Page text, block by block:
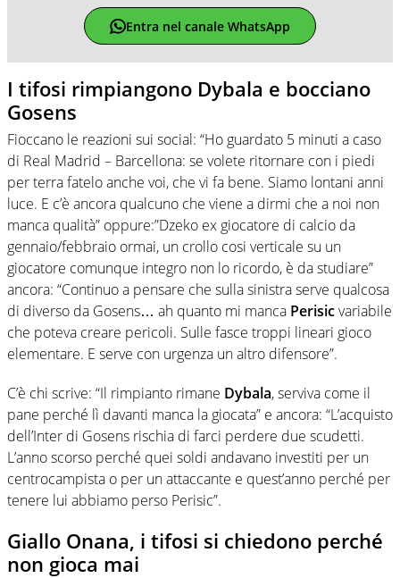
Entra nel canale WhatsApp
I tifosi rimpiangono Dybala e bocciano
Gosens
Fioccano le reazioni sui social: “Ho guardato 5 minuti a caso
di Real Madrid – Barcellona: se volete ritornare con i piedi
per terra fatelo anche voi, che vi fa bene. Siamo lontani anni
luce. E c’è ancora qualcuno che viene a dirmi che a noi non
manca qualità” oppure:”Dzeko ex giocatore di calcio da
gennaio/febbraio ormai, un crollo cosi verticale su un
giocatore comunque integro non lo ricordo, è da studiare”
ancora: “Continuo a pensare che sulla sinistra serve qualcosa
di diverso da Gosens… ah quanto mi manca Perisicvariabile
che poteva creare pericoli. Sulle fasce troppi lineari gioco
elementare. E serve con urgenza un altro difensore”.
C’è chi scrive: “Il rimpianto rimane Dybala, serviva come il
pane perché lì davanti manca la giocata” e ancora: “L’acquisto
dell’Inter di Gosens rischia di farci perdere due scudetti.
L’anno scorso perché quei soldi andavano investiti per un
centrocampista o per un attaccante e quest’anno perché per
tenere lui abbiamo perso Perisic”.
Giallo Onana, i tifosi si chiedono perché
non gioca mai